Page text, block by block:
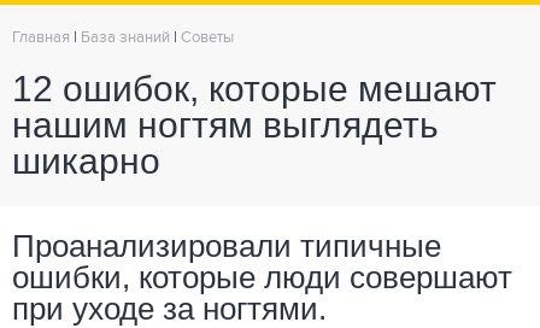
Главная База знаний Советы
12 ошибок, которые мешают
нашим ногтям выглядеть
шикарно
Проанализировали типичные
ошибки, которые люди совершают
при уходе за ногтями.